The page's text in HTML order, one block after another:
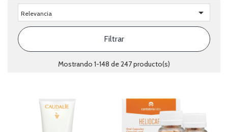
Relevancia 
Filtrar
Mostrando 1-148 de 247 producto(s)